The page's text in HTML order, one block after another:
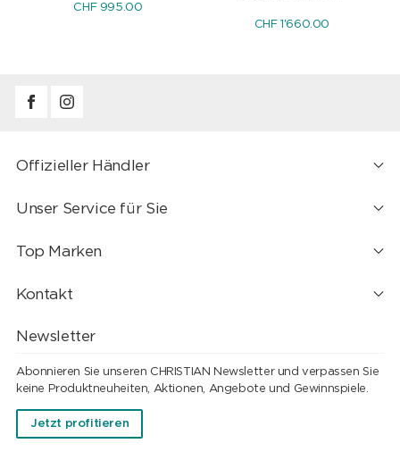
CHF 995.00
CHF 1'660.00
Offizieller Händler
Unser Service für Sie
Top Marken
Kontakt
Newsletter
Abonnieren Sie unseren CHRISTIAN Newsletter und verpassen Sie
keine Produktneuheiten, Aktionen, Angebote und Gewinnspiele.
Jetzt profitieren